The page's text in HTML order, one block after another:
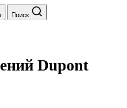
Поиск
Dupont